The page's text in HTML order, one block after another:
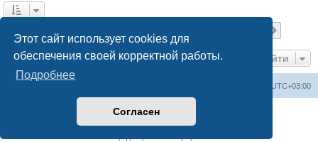
Этот сайт использует cookies для
обеспечения своей корректной работы.
Подробнее
Согласен
Перейти
UTC+03:00
Создано на основеphpBB® Forum Software © phpBB Limited
Русская поддержка phpBB